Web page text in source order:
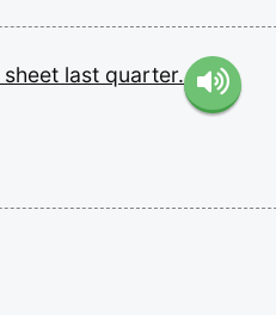
sheet last quarter.